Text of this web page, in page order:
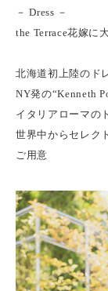
－ Dress －
the Terrace花嫁に
北海道初上陸のド
NY発の“Kenneth
イタリアローマの
世界中からセレク
ご用意